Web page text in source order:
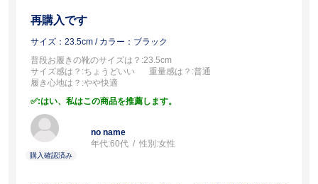
再購入です
サイズ：23.5cm / カラー：ブラック
普段お履きの靴のサイズは？ :23.5cm
サイズ感は？ :ちょうどいい 重量感は？ :普通
履き心地は？ :やや快適
:はい、私はこの商品を推薦します。
no name
年代:60代 性別:女性